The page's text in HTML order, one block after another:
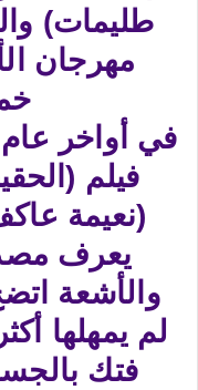
طليمات)
مهرجان
فيلم
(نعيمة
يعرف
والأشعة
لم يمهلها
فتك